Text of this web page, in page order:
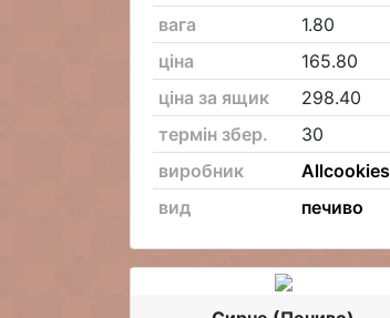
вага
1.80
ціна
165.80
ціна за ящик
298.40
термін збер.
30
виробник
Allcookies
вид
печиво